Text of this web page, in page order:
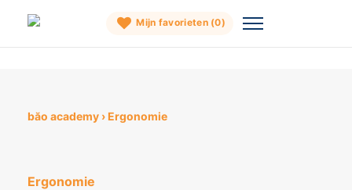
content
Mijn favorieten (0)
băo academy ›Ergonomie
Ergonomie